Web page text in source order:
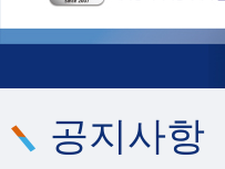
대회 운영 오피셜
공지사항